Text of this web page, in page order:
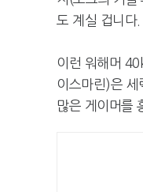
도 계실 겁니다.
이런 워해머
이스마린)은 세
많은 게이머를